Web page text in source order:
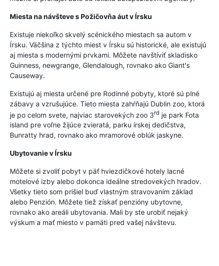
Miesta na návšteve s Požičovňa áut v Írsku
Existuje niekoľko skvelý scénického miestach sa autom v
Írsku. Väčšina z týchto miest v Írsku sú historické, ale existujú
aj miesta s modernými prvkami. Môžete navštíviť skladisko
Guinness, newgrange, Glendalough, rovnako ako Giant's
Causeway.
Existujú aj miesta určené pre Rodinné pobyty, ktoré sú plné
zábavy a vzrušujúce. Tieto miesta zahŕňajú Dublin zoo, ktorá
je po celom svete, najviac starovekých zoo 3rd je park Fota
island pre voľne žijúce zvieratá, parku írskej dedičstva,
Bunratty hrad, rovnako ako mramorové oblúk jaskyne.
Ubytovanie v Írsku
Môžete si zvoliť pobyt v päť hviezdičkové hotely lacné
motelové izby alebo dokonca ideálne stredovekých hradov.
Všetky tieto som prišiel buď vlastným stravovaním základ
alebo Penzión. Môžete tiež získať penzióny ubytovne,
rovnako ako areáli ubytovania. Mali by ste urobiť nejaký
výskum a mať miesto v pamäti pred vašej návštevu.